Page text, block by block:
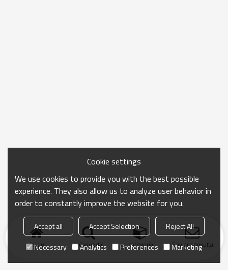
Inicio búsqueda categoría Enviar consulta
Cookie settings
We use cookies to provide you with the best possible
experience. They also allow us to analyze user behavior in
order to constantly improve the website for you.
Accept all Accept Selection
Reject All
Necessary
Analytics Preferences Marketing